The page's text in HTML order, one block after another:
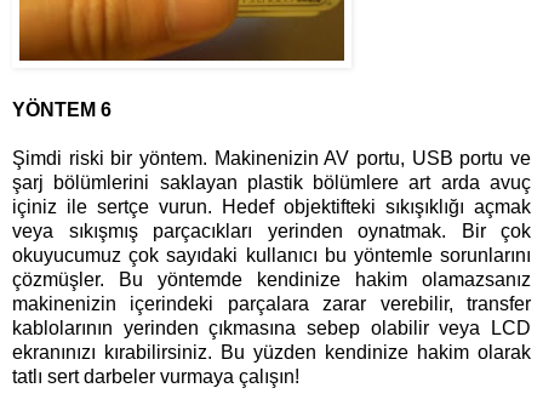
YÖNTEM 6
Şimdi riski bir yöntem. Makinenizin AV portu, USB portu ve
şarj bölümlerini saklayan plastik bölümlere art arda avuç
içiniz ile sertçe vurun. Hedef objektifteki sıkışıklığı açmak
veya sıkışmış parçacıkları yerinden oynatmak. Bir çok
okuyucumuz çok sayıdaki kullanıcı bu yöntemle sorunlarını
çözmüşler. Bu yöntemde kendinize hakim olamazsanız
makinenizin içerindeki parçalara zarar verebilir, transfer
kablolarının yerinden çıkmasına sebep olabilir veya LCD
ekranınızı kırabilirsiniz. Bu yüzden kendinize hakim olarak
tatlı sert darbeler vurmaya çalışın!